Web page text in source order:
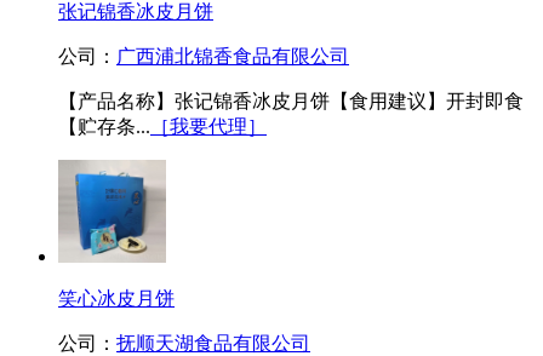
张记锦香冰皮月饼
公司： 广西浦北锦香食品有限公司
【产品名称】张记锦香冰皮月饼【食用建议】开封即食
【贮存条... ［我要代理］
笑心冰皮月饼
公司： 抚顺天湖食品有限公司